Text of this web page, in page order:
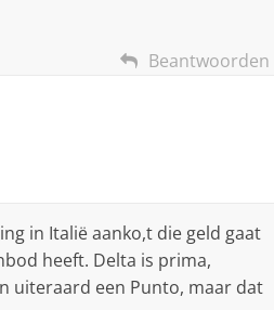
Beantwoorden
in Italië aanko,t die geld gaat
heeft. Delta is prima,
uiteraard een Punto, maar dat